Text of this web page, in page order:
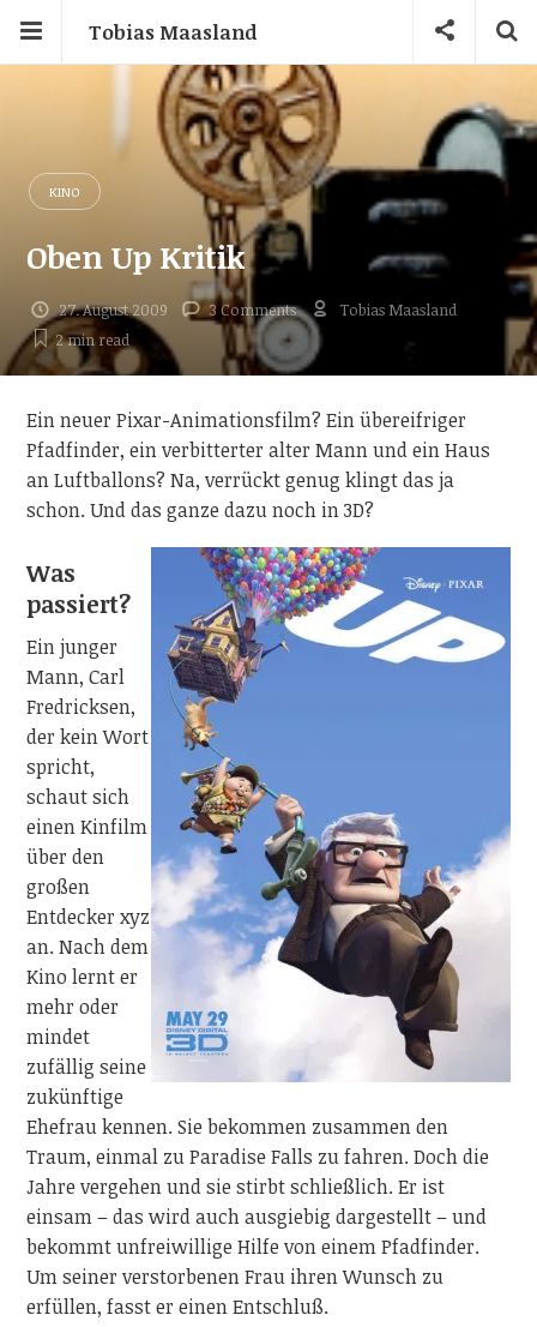
Tobias Maasland
KINO
Oben Up Kritik
27. August 2009 3 Comments
Tobias Maasland
2 minread
Ein neuer Pixar-Animationsfilm? Ein übereifriger
Pfadfinder, ein verbitterter alter Mann und ein Haus
an Luftballons? Na, verrückt genug klingt das ja
schon. Und das ganze dazu noch in 3D?
Was
passiert?
Ein junger
Mann, Carl
Fredricksen,
der kein Wort
spricht,
schaut sich
einen Kinfilm
über den
großen
Entdecker xyz
an. Nach dem
Kino lernt er
mehr oder
mindet
zufällig seine
zukünftige
Ehefrau kennen. Sie bekommen zusammen den
Traum, einmal zu Paradise Falls zu fahren. Doch die
Jahre vergehen und sie stirbt schließlich. Er ist
einsam – das wird auch ausgiebig dargestellt – und
bekommt unfreiwillige Hilfe von einem Pfadfinder.
Um seiner verstorbenen Frau ihren Wunsch zu
erfüllen, fasst er einen Entschluß.